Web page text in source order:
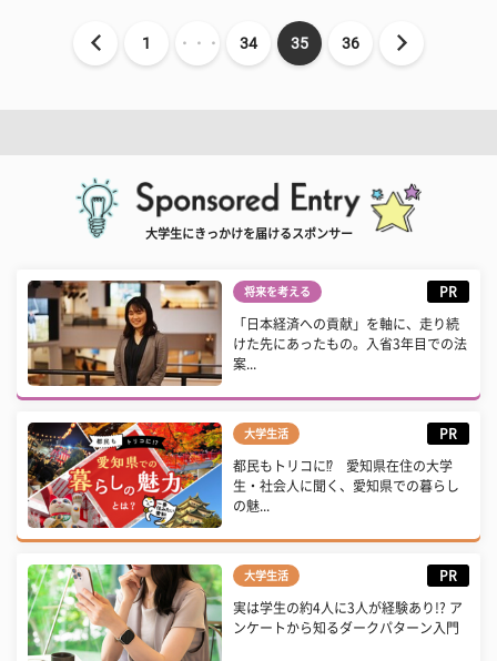
1 ・・・ 34 35 36
大学生にきっかけを届けるスポンサー
将来を考える PR
「日本経済への貢献」を軸に、走り続
けた先にあったもの。入省3年目での法
案...
大学生活 PR
都民もトリコに⁉ 愛知県在住の大学
生・社会人に聞く、愛知県での暮らし
の魅...
大学生活 PR
実は学生の約4人に3人が経験あり!? ア
ンケートから知るダークパターン入門